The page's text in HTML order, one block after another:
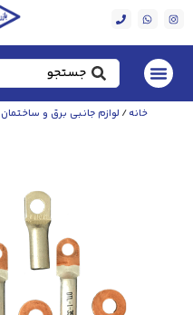
خانه/ لوازم جانبی برق و ساختمان